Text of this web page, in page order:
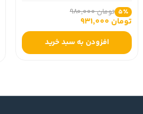
5٪ تومان 980,000
تومان 931,000
افزودن به سبد خرید